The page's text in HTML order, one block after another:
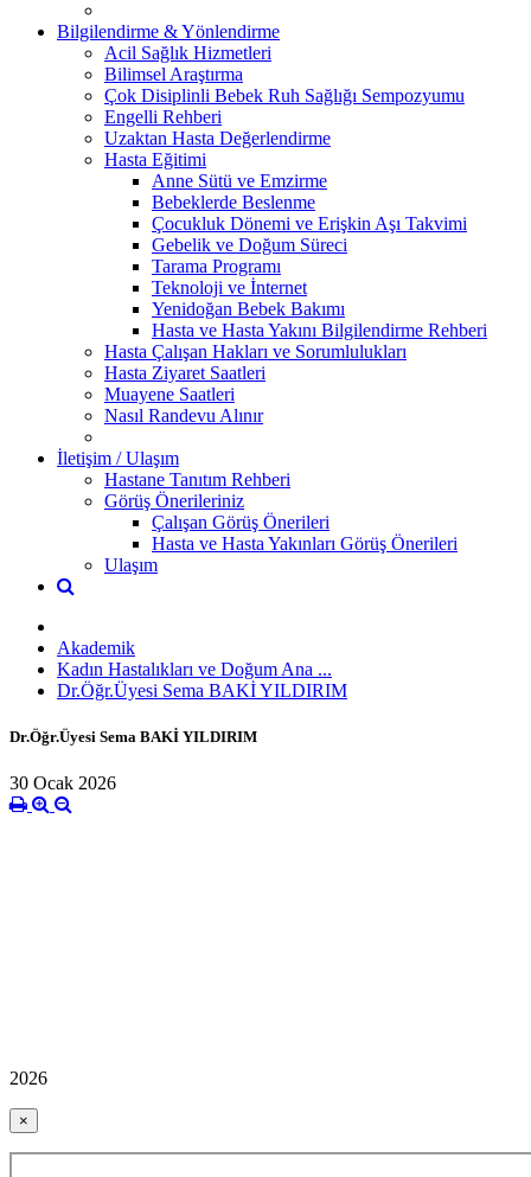
Bilgilendirme & Yönlendirme
Acil Sağlık Hizmetleri
Bilimsel Araştırma
Çok Disiplinli Bebek Ruh Sağlığı Sempozyumu
Engelli Rehberi
Uzaktan Hasta Değerlendirme
Hasta Eğitimi
Anne Sütü ve Emzirme
Bebeklerde Beslenme
Çocukluk Dönemi ve Erişkin Aşı Takvimi
Gebelik ve Doğum Süreci
Tarama Programı
Teknoloji ve İnternet
Yenidoğan Bebek Bakımı
Hasta ve Hasta Yakını Bilgilendirme Rehberi
Hasta Çalışan Hakları ve Sorumlulukları
Hasta Ziyaret Saatleri
Muayene Saatleri
Nasıl Randevu Alınır
İletişim / Ulaşım
Hastane Tanıtım Rehberi
Görüş Önerileriniz
Çalışan Görüş Önerileri
Hasta ve Hasta Yakınları Görüş Önerileri
Ulaşım
Akademik
Kadın Hastalıkları ve Doğum Ana ...
Dr.Öğr.Üyesi Sema BAKİ YILDIRIM
Dr.Öğr.Üyesi Sema BAKİ YILDIRIM
30 Ocak 2026
2026
×